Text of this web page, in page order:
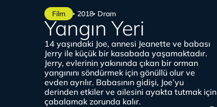
Film 2018 Dram
Yangın Yeri
14 yaşındaki Joe, annesi Jeanette ve babası
Jerry ile küçük bir kasabada yaşamaktadır.
Jerry, evlerinin yakınında çıkan bir orman
yangınını söndürmek için gönüllü olur ve
evden ayrılır. Babasının gidişi, Joe’yu
derinden etkiler ve ailesini ayakta tutmak için
çabalamak zorunda kalır.